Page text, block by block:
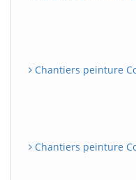
Chantiers peinture
Chantiers peinture